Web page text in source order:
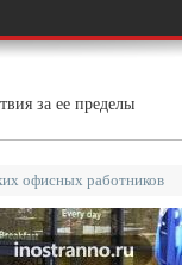
за ее пределы
офисных работников